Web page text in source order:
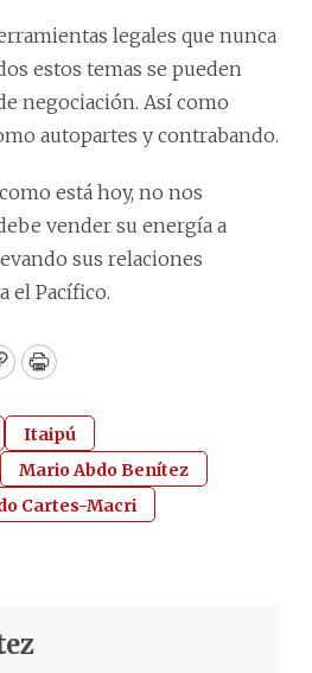
legales que nunca
estos temas se pueden
negociación. Así como
autopartes y contrabando.
está hoy, no nos
vender su energía a
sus relaciones
el Pacífico.
Print
Itaipú
Mario Abdo Benítez
Cartes-Macri